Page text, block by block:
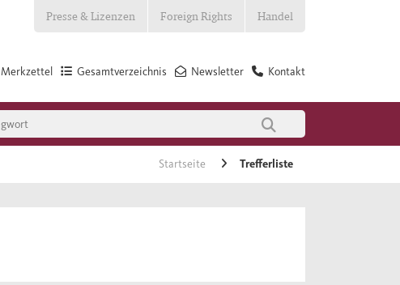
Presse & Lizenzen Foreign Rights Handel
Kontakt
Newsletter
Gesamtverzeichnis
Merkzettel
Startseite Trefferliste